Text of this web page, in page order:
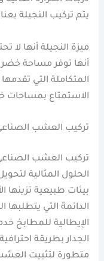
يتم تركيب النجيلة
ميزة النجيلة أنها لا
أنها توفر مساحة
المتكاملة التي
الاستمتاع بمساحات
تركيب العشب
تركيب العشب
الحلول المثالية
بيئات طبيعية تزينها
الدائمة التي
الإيطالية للمطابخ
الجدار بطريقة
متطورة لتثبيت